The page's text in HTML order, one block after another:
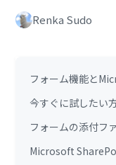
Renka Sudo
フォーム機能と
今すぐに試したい
フォームの添付フ
Microsoft